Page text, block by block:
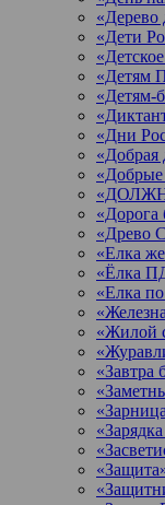
«Дерево
«Дети
«Детям
«Детям-
«Дни
«Добрая
«Дорога
«Древо
«Елка
«Ёлка
«Елка
«Жилой
«Завтра